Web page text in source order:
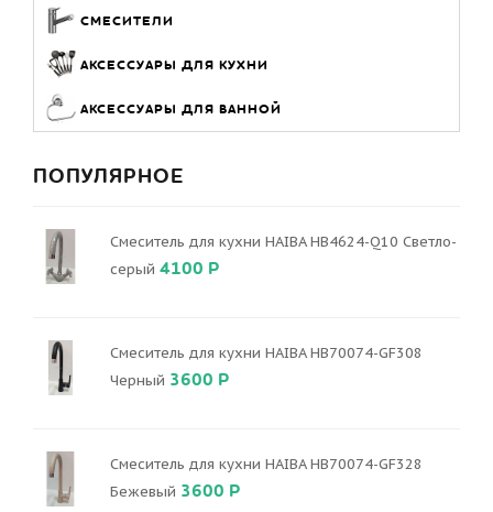
СМЕСИТЕЛИ
АКСЕССУАРЫ ДЛЯ КУХНИ
АКСЕССУАРЫ ДЛЯ ВАННОЙ
ПОПУЛЯРНОЕ
Смеситель для кухни HAIBA HB4624-Q10 Светло-
серый 4100 Р
Смеситель для кухни HAIBA HB70074-GF308
Черный 3600 Р
Смеситель для кухни HAIBA HB70074-GF328
Бежевый 3600 Р